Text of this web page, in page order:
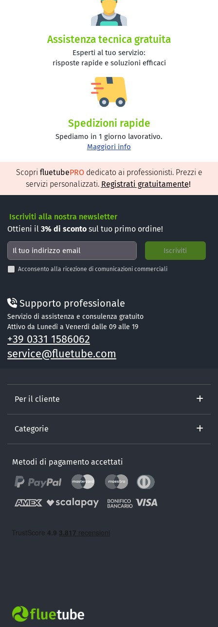
Assistenza tecnica gratuita
Esperti al tuo servizio:
risposte rapide e soluzioni efficaci
Spedizioni rapide
Spediamo in 1 giorno lavorativo.
Maggiori info
Scopri fluetubePRO dedicato ai professionisti. Prezzi e
servizi personalizzati. Registrati gratuitamente!
Iscriviti alla nostra newsletter
Ottieni il 3% di sconto sul tuo primo ordine!
Acconsento alla ricezione di comunicazioni commerciali
Supporto professionale
Servizio di assistenza e consulenza gratuito
Attivo da Lunedì a Venerdì dalle 09 alle 19
+39 0331 1586062
service@fluetube.com
Per il cliente
Categorie
Metodi di pagamento accettati